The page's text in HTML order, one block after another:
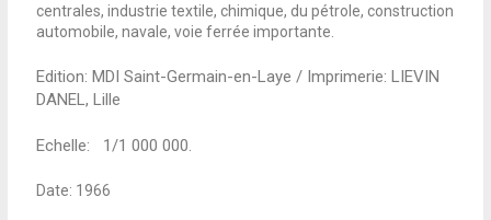
centrales, industrie textile, chimique, du pétrole, construction
automobile, navale, voie ferrée importante.
Edition: MDI Saint-Germain-en-Laye / Imprimerie: LIEVIN
DANEL, Lille
Echelle: 1/1 000 000
Date: 1966